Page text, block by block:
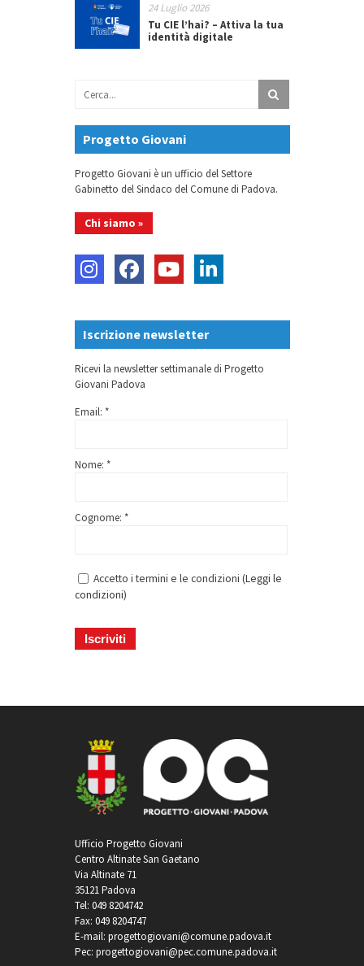
24 Luglio 2026
Tu CIE l’hai? – Attiva la tua
identità digitale
Progetto Giovani
Progetto Giovani è un ufficio del Settore
Gabinetto del Sindaco del Comune di Padova.
Chi siamo »
Iscrizione newsletter
Ricevi la newsletter settimanale di Progetto
Giovani Padova
Email: *
Nome: *
Cognome: *
Accetto i termini e le condizioni (Leggi le
condizioni)
Ufficio Progetto Giovani
Centro Altinate San Gaetano
Via Altinate 71
35121 Padova
Tel: 049 8204742
Fax: 049 8204747
E-mail: progettogiovani@comune.padova.it
Pec: progettogiovani@pec.comune.padova.it